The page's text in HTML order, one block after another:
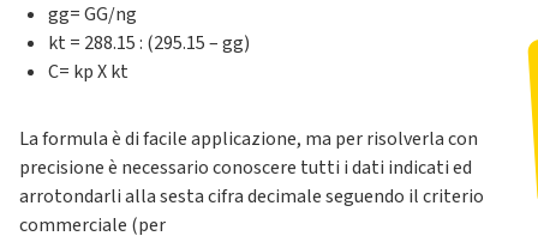
gg= GG/ng
kt = 288.15 : (295.15 – gg)
C= kp X kt
La formula è di facile applicazione, ma per risolverla con
precisione è necessario conoscere tutti i dati indicati ed
arrotondarli alla sesta cifra decimale seguendo il criterio
commerciale (per